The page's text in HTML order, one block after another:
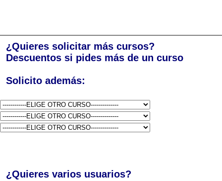
¿Quieres solicitar más cursos?
Descuentos si pides más de un curso
Solicito además:
¿Quieres varios usuarios?